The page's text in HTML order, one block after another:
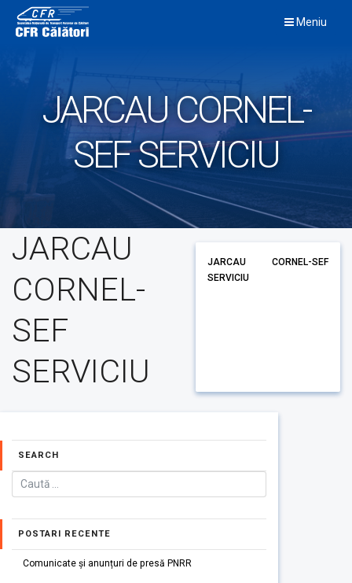
content
Meniu
JARCAU CORNEL-
SEF SERVICIU
JARCAU
CORNEL-
SEF
SERVICIU
JARCAU CORNEL-SEF
SERVICIU
SEARCH
POSTARI RECENTE
Comunicate și anunțuri de presă PNRR